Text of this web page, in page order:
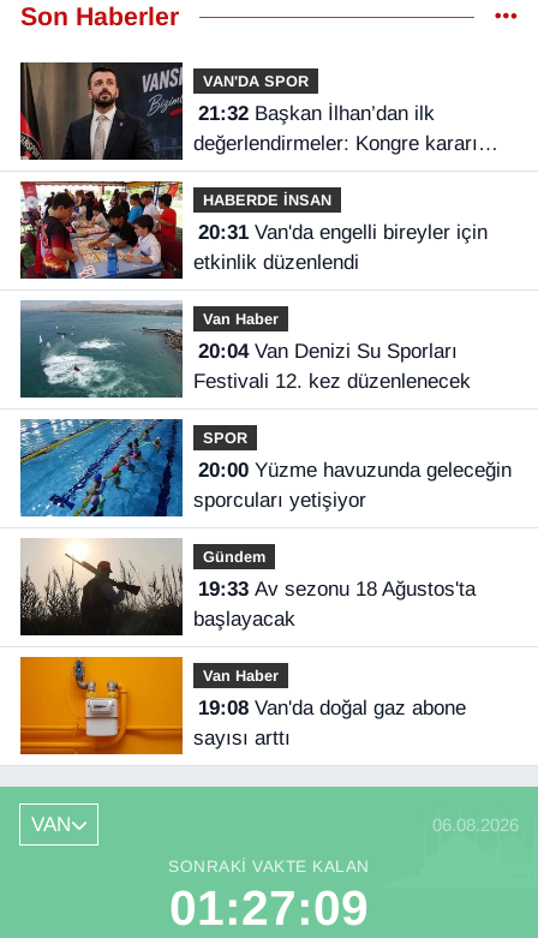
Son Haberler
VAN'DA SPOR
21:32Başkan İlhan’dan ilk
değerlendirmeler: Kongre kararı
Vanspor’u uçuruma sürükleyebilirdi!
HABERDE İNSAN
20:31Van'da engelli bireyler için
etkinlik düzenlendi
Van Haber
20:04Van Denizi Su Sporları
Festivali 12. kez düzenlenecek
SPOR
20:00Yüzme havuzunda geleceğin
sporcuları yetişiyor
Gündem
19:33Av sezonu 18 Ağustos'ta
başlayacak
Van Haber
19:08Van'da doğal gaz abone
sayısı arttı
VAN 06.08.2026
SONRAKI VAKTE KALAN
01:27:08